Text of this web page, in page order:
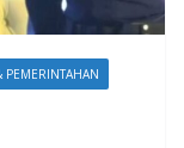
PEMERINTAHAN